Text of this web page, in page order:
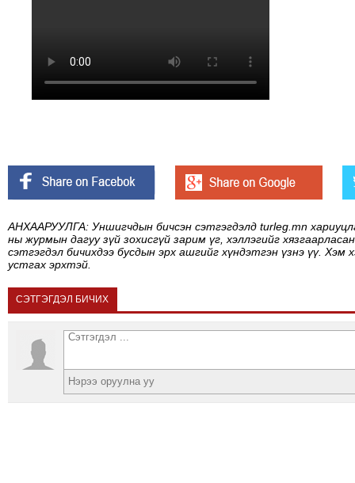
АНХААРУУЛГА: Уншигчдын бичсэн сэтгэгдэлд turleg.mn
ны журмын дагуу зүй зохисгүй зарим үг, хэллэгийг
сэтгэгдэл бичихдээ бусдын эрх ашгийг хүндэтгэн үзнэ үү. Хэм
устгах эрхтэй.
СЭТГЭГДЭЛ БИЧИХ